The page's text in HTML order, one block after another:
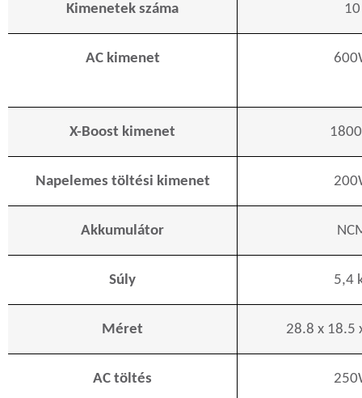
Kimenetek száma 10
AC kimenet
X-Boost kimenet
Napelemes töltési kimenet
Akkumulátor
Súly 5,4
Méret 28.8 x 18.5
AC töltés